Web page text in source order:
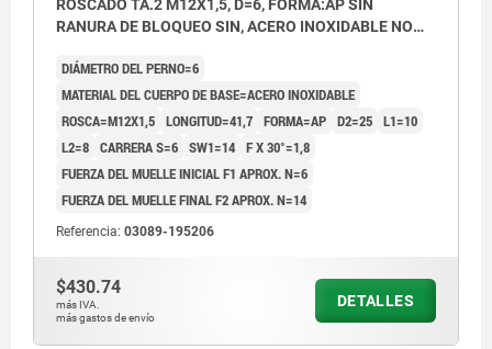
ROSCADO TA.2 M12X1,5, D=6, FORMA:AP SIN
RANURA DE BLOQUEO SIN, ACERO INOXIDABLE NO
ANTRACITA RAL7021
DIÁMETRO DEL PERNO=6
MATERIAL DEL CUERPO DE BASE=ACERO INOXIDABLE
ROSCA=M12X1,5 LONGITUD=41,7 FORMA=AP D2=25 L1=10
L2=8 CARRERA S=6 SW1=14 F X 30°=1,8
FUERZA DEL MUELLE INICIAL F1 APROX. N=6
FUERZA DEL MUELLE FINAL F2 APROX. N=14
Referencia: 03089-195206
$430.74
más IVA.
más gastos de envío
DETALLES